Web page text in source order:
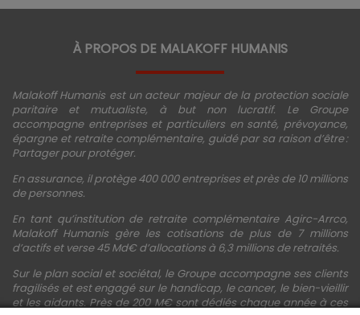
À PROPOS DE MALAKOFF HUMANIS
Malakoff Humanis est un acteur majeur de la protection sociale
paritaire et mutualiste, à but non lucratif. Le Groupe
accompagne entreprises et particuliers en santé, prévoyance,
épargne et retraite complémentaire, guidé par sa raison d’être :
Partager pour protéger.
En assurance, il protège 400 000 entreprises et près de 10 millions
de personnes.
En tant qu’institution de retraite complémentaire Agirc-Arrco,
Malakoff Humanis gère les cotisations de plus de 7 millions
d’actifs et verse 45 Md€ d’allocations à 6,3 millions de retraités.
Sur le plan social et sociétal, le Groupe accompagne ses clients
fragilisés et est engagé sur le handicap, le cancer, le bien-vieillir
et les aidants. Près de 200 M€ sont dédiés chaque année à ces